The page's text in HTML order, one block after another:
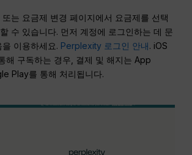
는 요금제 변경 페이지에서 요금제를 선택
수 있습니다. 먼저 계정에 로그인하는 데 문
이용하세요. Perplexity 로그인 안내. iOS
해 구독하는 경우, 결제 및 해지는 App
Play를 통해 처리됩니다.